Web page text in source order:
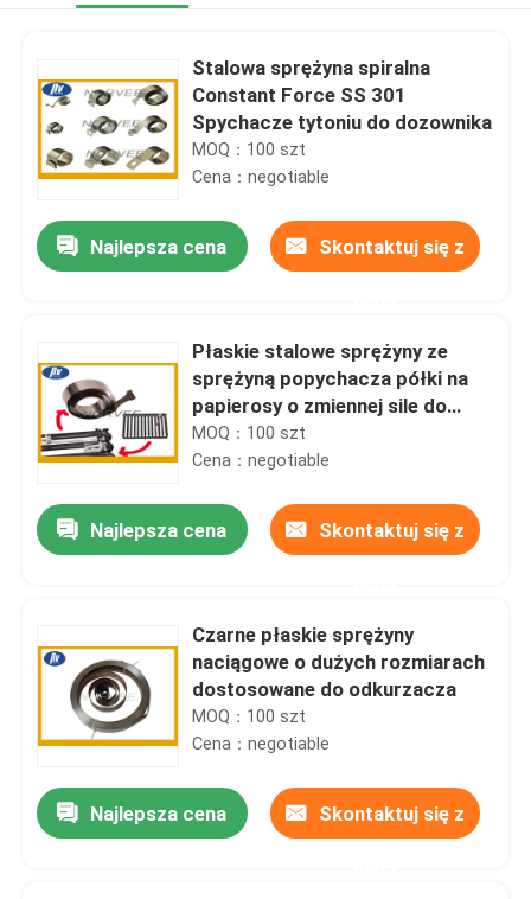
Stalowa sprężyna spiralna
Constant Force SS 301
Spychacze tytoniu do dozownika
MOQ：100 szt
Cena：negotiable
Najlepsza cena Skontaktuj się z
Płaskie stalowe sprężyny ze
sprężyną popychacza półki na
papierosy o zmiennej sile do
dozownika
MOQ：100 szt
Cena：negotiable
Najlepsza cena Skontaktuj się z
Czarne płaskie sprężyny
naciągowe o dużych rozmiarach
dostosowane do odkurzacza
MOQ：100 szt
Cena：negotiable
Najlepsza cena Skontaktuj się z